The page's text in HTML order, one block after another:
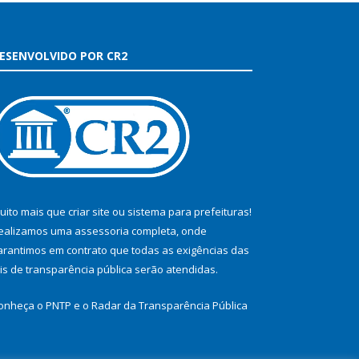
POR CR2
mais que criar site ou sistema para prefeituras!
uma assessoria completa, onde
em contrato que todas as exigências das
de transparência pública serão atendidas.
o PNTP e o Radar da Transparência Pública